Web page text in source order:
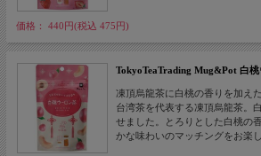
価格： 440円(税込 475円)
TokyoTeaTrading Mug&Pot 白
凍頂烏龍茶に白桃の香りを加え
台湾茶を代表する凍頂烏龍茶。
せました。とろりとした白桃の
かな味わいのマッチングをお楽